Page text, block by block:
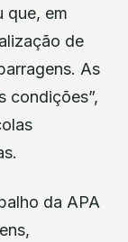
que, em
de
As
condições”,
da APA